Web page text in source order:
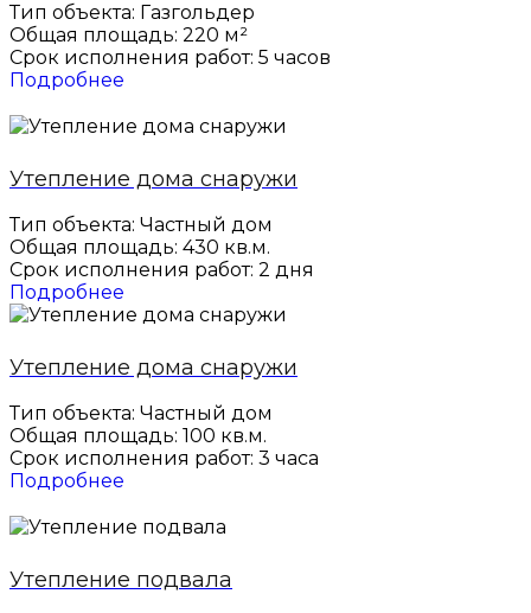
Тип объекта: Газгольдер
Общая площадь: 220 м²
Срок исполнения работ: 5 часов
Подробнее
Утепление дома снаружи
Тип объекта: Частный дом
Общая площадь: 430 кв.м.
Срок исполнения работ: 2 дня
Подробнее
Утепление дома снаружи
Тип объекта: Частный дом
Общая площадь: 100 кв.м.
Срок исполнения работ: 3 часа
Подробнее
Утепление подвала